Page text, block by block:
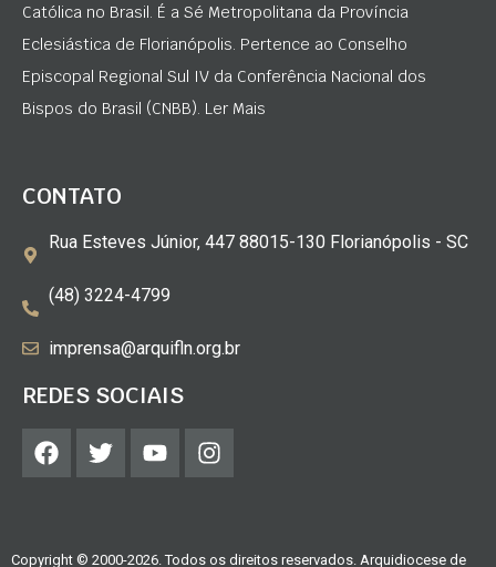
Católica no Brasil. É a Sé Metropolitana da Província
Eclesiástica de Florianópolis. Pertence ao Conselho
Episcopal Regional Sul IV da Conferência Nacional dos
Bispos do Brasil (CNBB). Ler Mais
CONTATO
Rua Esteves Júnior, 447 88015-130 Florianópolis - SC
(48) 3224-4799
imprensa@arquifln.org.br
REDES SOCIAIS
Copyright © 2000-2026. Todos os direitos reservados. Arquidiocese de